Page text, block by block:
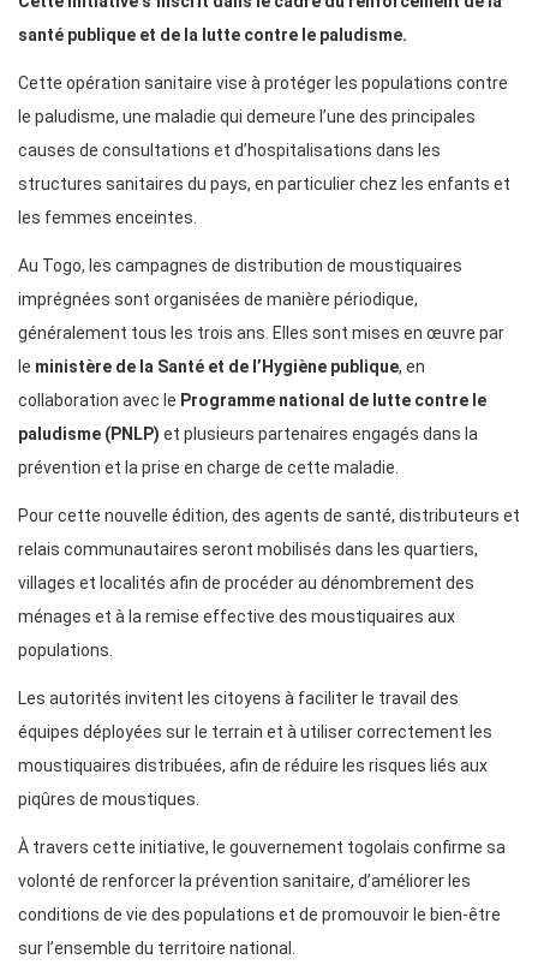
santé publique et de la lutte contre le paludisme.
Cette opération sanitaire vise à protéger les populations contre
le paludisme, une maladie qui demeure l’une des principales
causes de consultations et d’hospitalisations dans les
structures sanitaires du pays, en particulier chez les enfants et
les femmes enceintes.
Au Togo, les campagnes de distribution de moustiquaires
imprégnées sont organisées de manière périodique,
généralement tous les trois ans. Elles sont mises en œuvre par
le ministère de la Santé et de l’Hygiène publique, en
collaboration avec le Programme national de lutte contre le
paludisme (PNLP) et plusieurs partenaires engagés dans la
prévention et la prise en charge de cette maladie.
Pour cette nouvelle édition, des agents de santé, distributeurs et
relais communautaires seront mobilisés dans les quartiers,
villages et localités afin de procéder au dénombrement des
ménages et à la remise effective des moustiquaires aux
populations.
Les autorités invitent les citoyens à faciliter le travail des
équipes déployées sur le terrain et à utiliser correctement les
moustiquaires distribuées, afin de réduire les risques liés aux
piqûres de moustiques.
À travers cette initiative, le gouvernement togolais confirme sa
volonté de renforcer la prévention sanitaire, d’améliorer les
conditions de vie des populations et de promouvoir le bien-être
sur l’ensemble du territoire national.